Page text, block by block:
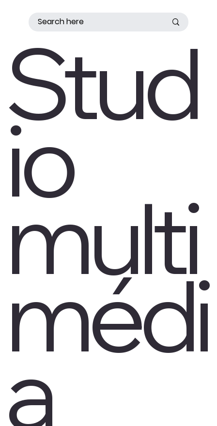
Stud
io
multi
médi
a